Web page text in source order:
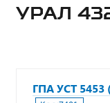
УРАЛ
ГПА УСТ 5453